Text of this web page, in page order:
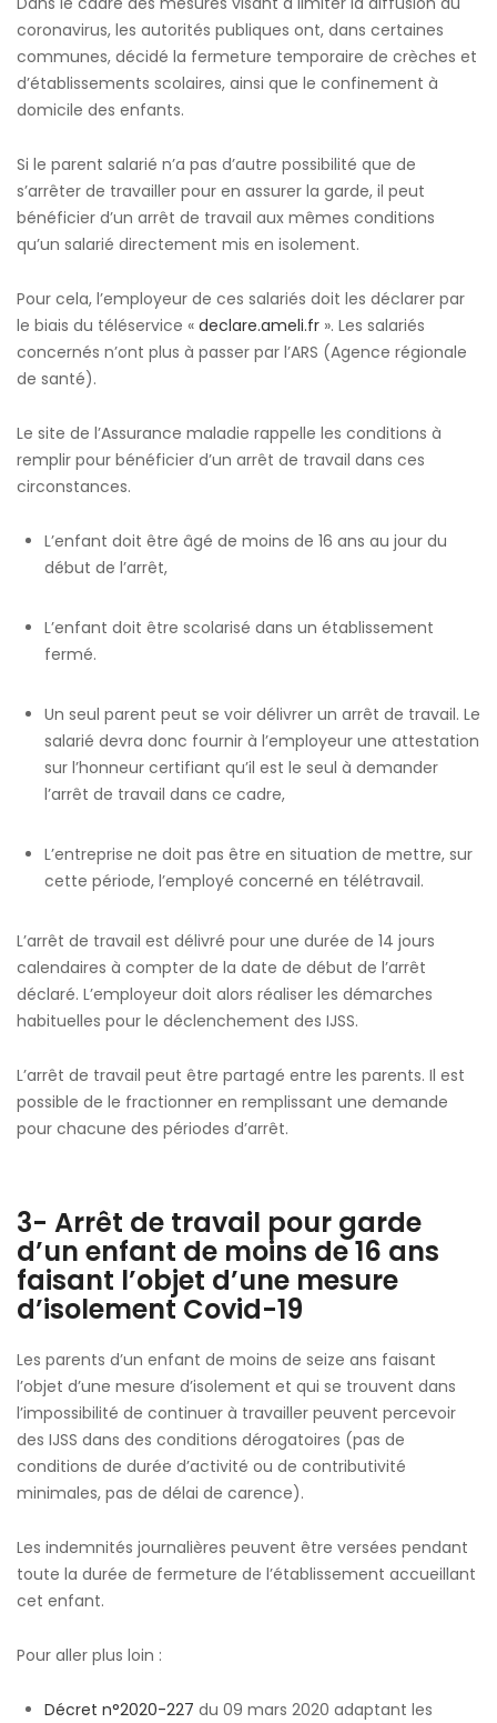
coronavirus, les autorités publiques ont, dans certaines
communes, décidé la fermeture temporaire de crèches et
d’établissements scolaires, ainsi que le confinement à
domicile des enfants.
Si le parent salarié n’a pas d’autre possibilité que de
s’arrêter de travailler pour en assurer la garde, il peut
bénéficier d’un arrêt de travail aux mêmes conditions
qu’un salarié directement mis en isolement.
Pour cela, l’employeur de ces salariés doit les déclarer par
le biais du téléservice « declare.ameli.fr ». Les salariés
concernés n’ont plus à passer par l’ARS (Agence régionale
de santé).
Le site de l’Assurance maladie rappelle les conditions à
remplir pour bénéficier d’un arrêt de travail dans ces
circonstances.
L’enfant doit être âgé de moins de 16 ans au jour du
début de l’arrêt,
L’enfant doit être scolarisé dans un établissement
fermé.
Un seul parent peut se voir délivrer un arrêt de travail. Le
salarié devra donc fournir à l’employeur une attestation
sur l’honneur certifiant qu’il est le seul à demander
l’arrêt de travail dans ce cadre,
L’entreprise ne doit pas être en situation de mettre, sur
cette période, l’employé concerné en télétravail.
L’arrêt de travail est délivré pour une durée de 14 jours
calendaires à compter de la date de début de l’arrêt
déclaré. L’employeur doit alors réaliser les démarches
habituelles pour le déclenchement des IJSS.
L’arrêt de travail peut être partagé entre les parents. Il est
possible de le fractionner en remplissant une demande
pour chacune des périodes d’arrêt.
3- Arrêt de travail pour garde
d’un enfant de moins de 16 ans
faisant l’objet d’une mesure
d’isolement Covid-19
Les parents d’un enfant de moins de seize ans faisant
l’objet d’une mesure d’isolement et qui se trouvent dans
l’impossibilité de continuer à travailler peuvent percevoir
des IJSS dans des conditions dérogatoires (pas de
conditions de durée d’activité ou de contributivité
minimales, pas de délai de carence).
Les indemnités journalières peuvent être versées pendant
toute la durée de fermeture de l’établissement accueillant
cet enfant.
Pour aller plus loin :
Décret n°2020-227 du 09 mars 2020 adaptant les